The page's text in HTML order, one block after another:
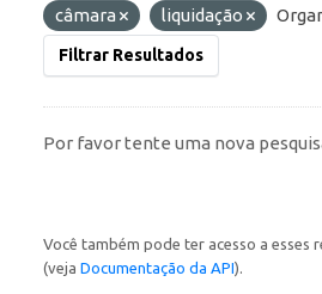
câmara
liquidação
Filtrar Resultados
Por favor tente uma nova
Você também pode ter acesso a esses
(veja Documentação da API).